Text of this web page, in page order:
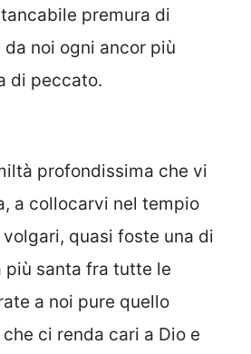
premura di
noi ogni ancor più
di peccato.
profondissima che vi
a collocarvi nel tempio
quasi foste una di
più santa fra tutte le
a noi pure quello
ci renda cari a Dio e